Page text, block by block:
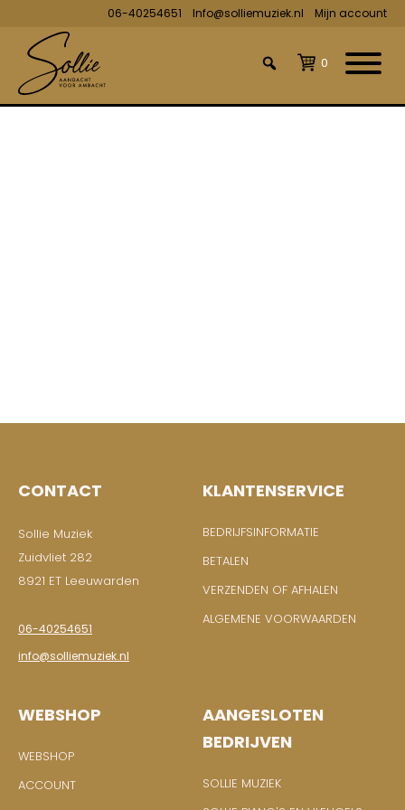
06-40254651 Info@solliemuziek.nl Mijn account
0
CONTACT
Sollie Muziek
Zuidvliet 282
8921 ET Leeuwarden
06-40254651
info@solliemuziek.nl
KLANTENSERVICE
BEDRIJFSINFORMATIE
BETALEN
VERZENDEN OF AFHALEN
ALGEMENE VOORWAARDEN
WEBSHOP
WEBSHOP
ACCOUNT
AANGESLOTEN
BEDRIJVEN
SOLLIE MUZIEK